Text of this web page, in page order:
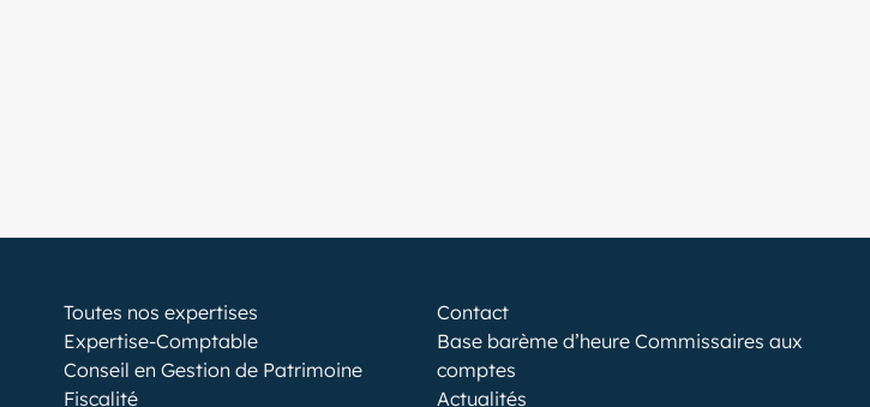
Toutes nos expertises
Expertise-Comptable
Conseil en Gestion de Patrimoine
Fiscalité
Contact
Base barème d’heure Commissaires aux
comptes
Actualités